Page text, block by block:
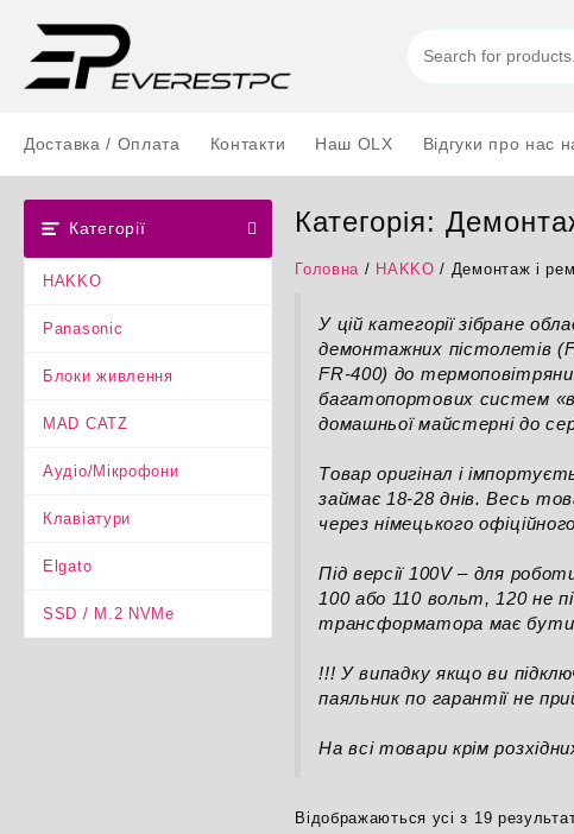
вмісту
Доставка / Оплата Контакти Наш OLX Відгуки про нас
Категорії
HAKKO
Panasonic
Блоки живлення
MAD CATZ
Аудіо/Мікрофони
Клавіатури
Elgato
SSD / M.2 NVMe
Категорія:
Головна / HAKKO / Демонтаж і
У цій категорії зібране
демонтажних пістолетів
FR-400) до
багатопортових систем
домашньої майстерні до
Товар оригінал і
займає 18-28 днів. Весь
через німецького
Під версії 100V – для
100 або 110 вольт, 120 не
трансформатора має бути
!!! У випадку якщо ви
паяльник по гарантії не
На всі товари крім
Відображаються усі з 19